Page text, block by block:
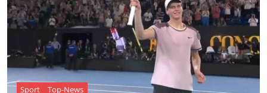
Sport Top-News